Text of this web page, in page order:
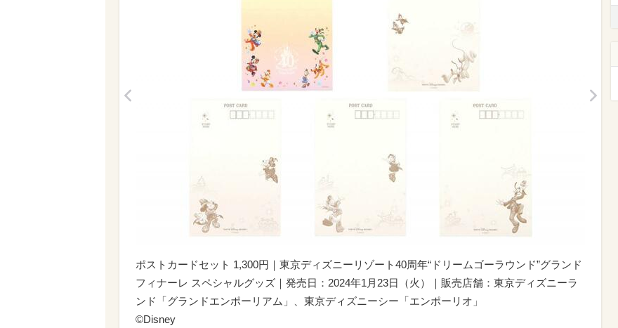
ポストカードセット 1,300円｜東京ディズニーリゾート40周年“ドリームゴーラウンド”グランド
フィナーレ スペシャルグッズ｜発売日：2024年1月23日（火）｜販売店舗：東京ディズニーラ
ンド「グランドエンポーリアム」、東京ディズニーシー「エンポーリオ」
©︎Disney